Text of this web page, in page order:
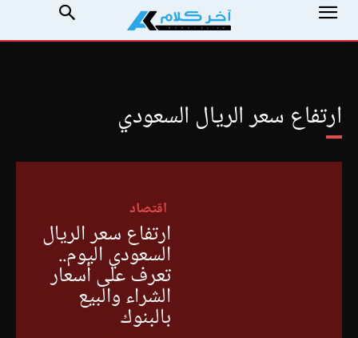
ارتفاع سعر الريال السعودي
اقتصاد
ارتفاع سعر الريال
السعودي اليوم..
تعرف على أسعار
الشراء والبيع
بالبنوك